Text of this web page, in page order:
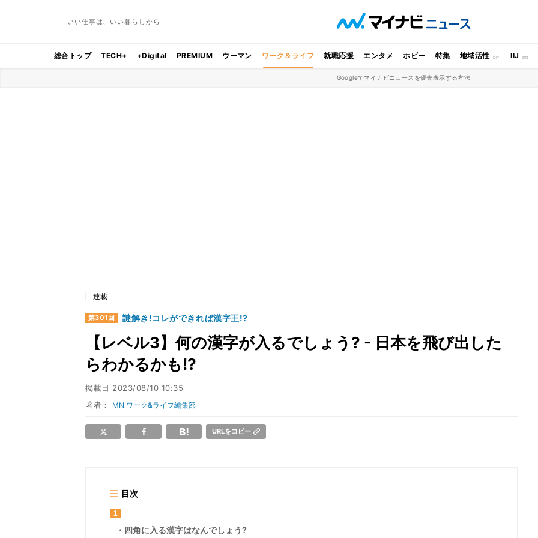
いい仕事は、いい暮らしから
総合トップ TECH+ +Digital PREMIUM ウーマン ワーク＆ライフ 就職応援 エンタメ ホビー 特集 地域活性 IIJ
Googleでマイナビニュースを優先表示する方法
連載
第301回 謎解き!コレができれば漢字王!?
【レベル3】何の漢字が入るでしょう? - 日本を飛び出した
らわかるかも!?
掲載日 2023/08/10 10:35
著者： MN ワーク&ライフ編集部
URLをコピー
目次
1
四角に入る漢字はなんでしょう?